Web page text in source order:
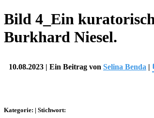
Bild 4_Ein
Burkhard Niesel.
10.08.2023 | Ein Beitrag von Selina Benda |
Kategorie: | Stichwort: